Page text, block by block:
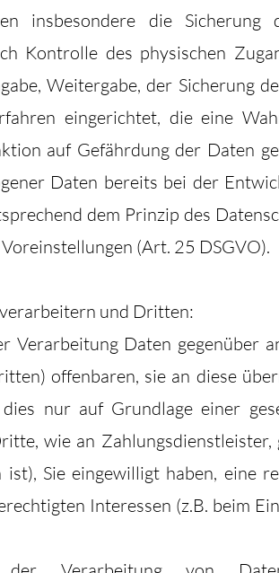
insbesondere die
Kontrolle des physischen
Weitergabe, der Sicherung
eingerichtet, die eine
auf Gefährdung der Daten
Daten bereits bei der
dem Prinzip des
(Art. 25 DSGVO).
und Dritten:
Verarbeitung Daten gegenüber
offenbaren, sie an diese
nur auf Grundlage einer
wie an
Sie eingewilligt haben, eine
Interessen (z.B. beim